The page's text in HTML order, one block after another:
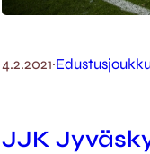
4.2.2021·
JJK